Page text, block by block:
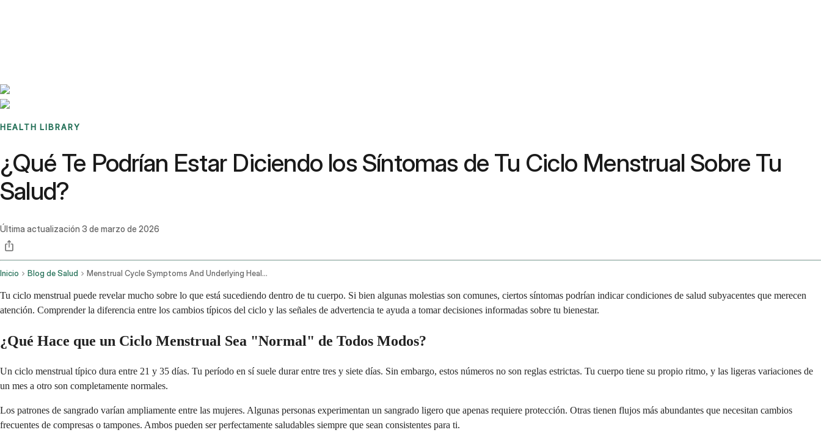
HEALTH LIBRARY
¿Qué Te Podrían Estar Diciendo los Síntomas de Tu Ciclo Menstrual Sobre Tu
Salud?
Última actualización 3 de marzo de 2026
Inicio Blog de Salud Menstrual Cycle Symptoms And Underlying Health Conditions
Tu ciclo menstrual puede revelar mucho sobre lo que está sucediendo dentro de tu cuerpo. Si bien algunas molestias son comunes, ciertos síntomas podrían indicar condiciones de salud subyacentes que merecen
atención. Comprender la diferencia entre los cambios típicos del ciclo y las señales de advertencia te ayuda a tomar decisiones informadas sobre tu bienestar.
¿Qué Hace que un Ciclo Menstrual Sea "Normal" de Todos Modos?
Un ciclo menstrual típico dura entre 21 y 35 días. Tu período en sí suele durar entre tres y siete días. Sin embargo, estos números no son reglas estrictas. Tu cuerpo tiene su propio ritmo, y las ligeras variaciones de
un mes a otro son completamente normales.
Los patrones de sangrado varían ampliamente entre las mujeres. Algunas personas experimentan un sangrado ligero que apenas requiere protección. Otras tienen flujos más abundantes que necesitan cambios
frecuentes de compresas o tampones. Ambos pueden ser perfectamente saludables siempre que sean consistentes para ti.